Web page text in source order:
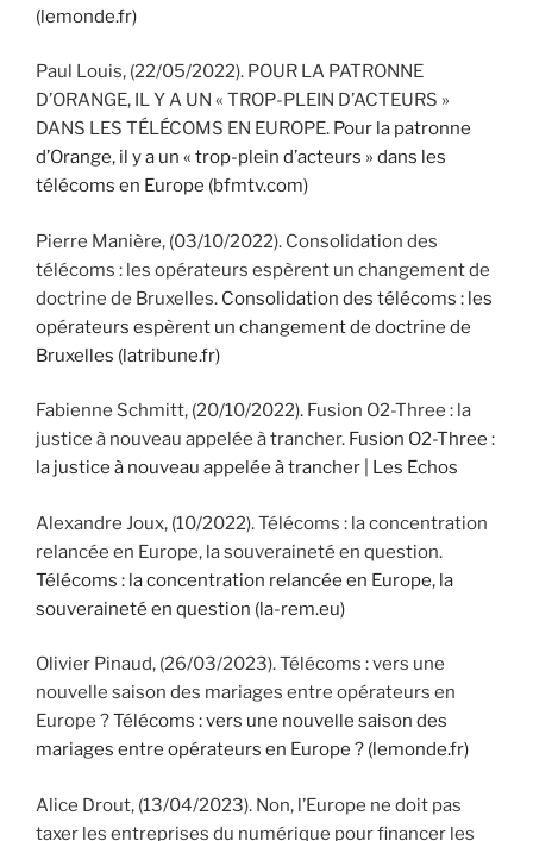
(lemonde.fr)
Paul Louis, (22/05/2022). POUR LA PATRONNE
D’ORANGE, IL Y A UN « TROP-PLEIN D’ACTEURS »
DANS LES TÉLÉCOMS EN EUROPE. Pour la patronne
d’Orange, il y a un « trop-plein d’acteurs » dans les
télécoms en Europe (bfmtv.com)
Pierre Manière, (03/10/2022). Consolidation des
télécoms : les opérateurs espèrent un changement de
doctrine de Bruxelles. Consolidation des télécoms : les
opérateurs espèrent un changement de doctrine de
Bruxelles (latribune.fr)
Fabienne Schmitt, (20/10/2022). Fusion O2-Three : la
justice à nouveau appelée à trancher. Fusion O2-Three :
la justice à nouveau appelée à trancher | Les Echos
Alexandre Joux, (10/2022). Télécoms : la concentration
relancée en Europe, la souveraineté en question.
Télécoms : la concentration relancée en Europe, la
souveraineté en question (la-rem.eu)
Olivier Pinaud, (26/03/2023). Télécoms : vers une
nouvelle saison des mariages entre opérateurs en
Europe ?Télécoms : vers une nouvelle saison des
mariages entre opérateurs en Europe ? (lemonde.fr)
Alice Drout, (13/04/2023). Non, l’Europe ne doit pas
taxer les entreprises du numérique pour financer les